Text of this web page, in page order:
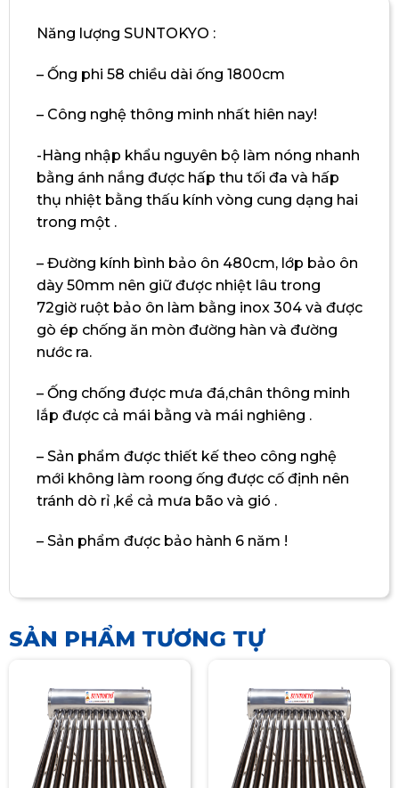
Năng lượng SUNTOKYO :
– Ống phi 58 chiều dài ống 1800cm
– Công nghệ thông minh nhất hiên nay!
-Hàng nhập khẩu nguyên bộ làm nóng nhanh
bằng ánh nắng được hấp thu tối đa và hấp
thụ nhiệt bằng thấu kính vòng cung dạng hai
trong một .
– Đường kính bình bảo ôn 480cm, lớp bảo ôn
dày 50mm nên giữ được nhiệt lâu trong
72giờ ruột bảo ôn làm bằng inox 304 và được
gò ép chống ăn mòn đường hàn và đường
nước ra.
– Ống chống được mưa đá,chân thông minh
lắp được cả mái bằng và mái nghiêng .
– Sản phẩm được thiết kế theo công nghệ
mới không làm roong ống được cố định nên
tránh dò rỉ ,kể cả mưa bão và gió .
– Sản phẩm được bảo hành 6 năm !
SẢN PHẨM TƯƠNG TỰ